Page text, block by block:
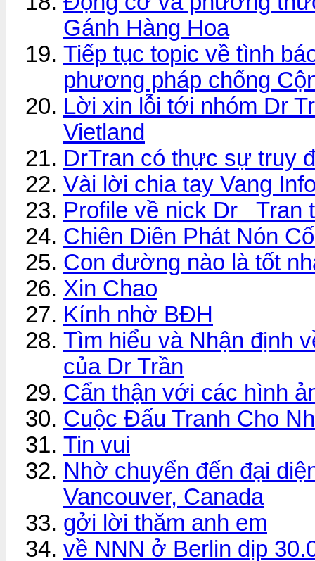
Gánh Hàng Hoa
Tiếp tục topic về tình
phương pháp chống
Lời xin lỗi tới nhóm Dr
Vietland
DrTran có thực sự truy
Vài lời chia tay Vang
Profile về nick Dr_ Tran
Chiên Diên Phát Nón
Con đường nào là tốt
Xin Chao
Kính nhờ BĐH
Tìm hiểu và Nhận định
của Dr Trần
Cẩn thận với các hình
Cuộc Đấu Tranh Cho
Tin vui
Nhờ chuyển đến đại
Vancouver, Canada
gởi lời thăm anh em
về NNN ở Berlin dịp